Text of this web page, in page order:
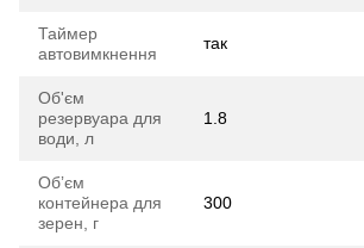
Таймер
автовимкнення
так
Об'єм
резервуара для
води, л
1.8
Обʼєм
контейнера для
зерен, г
300